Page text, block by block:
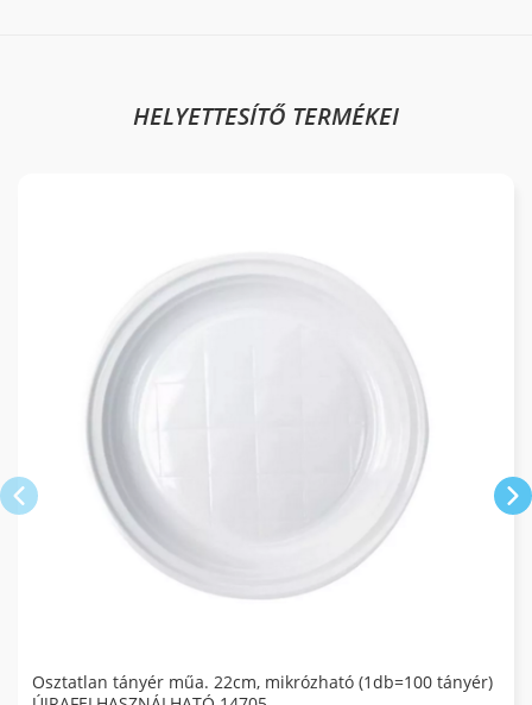
HELYETTESÍTŐ TERMÉKEI
Osztatlan tányér műa. 22cm, mikrózható (1db=100 tányér)